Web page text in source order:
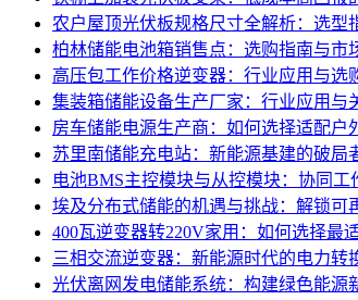
农户屋顶光伏板规格尺寸全解析：选型
柏林储能电池箱销售点：选购指南与市
高压包工作价格逆变器：行业应用与选
集装箱储能设备生产厂家：行业应用与
房车储能电源生产商：如何选择适配户
苏里南储能充电站：新能源基建的破局
电池BMS主控模块与从控模块：协同工
埃及分布式储能的机遇与挑战：解锁可
400瓦逆变器转220V家用：如何选择最
三相交流逆变器：新能源时代的电力转
光伏离网发电储能系统：构建绿色能源